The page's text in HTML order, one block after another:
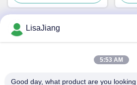
шлюза
LisaJiang
5:53 AM
Good day, what product are you